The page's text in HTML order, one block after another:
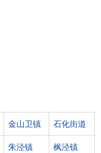
金山卫镇 石化街道
朱泾镇 枫泾镇